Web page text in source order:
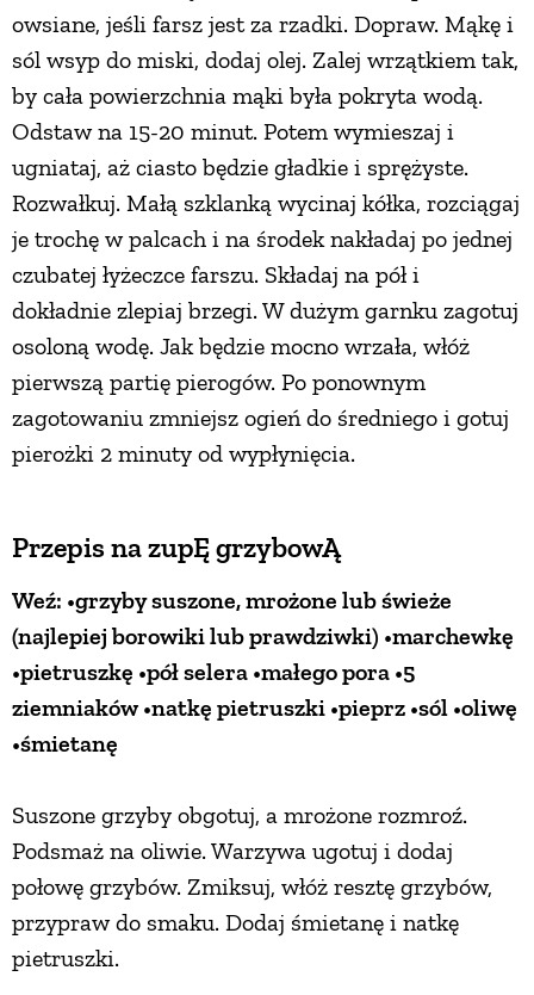
owsiane, jeśli farsz jest za rzadki. Dopraw. Mąkę i
sól wsyp do miski, dodaj olej. Zalej wrzątkiem tak,
by cała powierzchnia mąki była pokryta wodą.
Odstaw na 15-20 minut. Potem wymieszaj i
ugniataj, aż ciasto będzie gładkie i sprężyste.
Rozwałkuj. Małą szklanką wycinaj kółka, rozciągaj
je trochę w palcach i na środek nakładaj po jednej
czubatej łyżeczce farszu. Składaj na pół i
dokładnie zlepiaj brzegi. W dużym garnku zagotuj
osoloną wodę. Jak będzie mocno wrzała, włóż
pierwszą partię pierogów. Po ponownym
zagotowaniu zmniejsz ogień do średniego i gotuj
pierożki 2 minuty od wypłynięcia.
Przepis na zupĘ grzybowĄ
Weź: •grzyby suszone, mrożone lub świeże
(najlepiej borowiki lub prawdziwki) •marchewkę
•pietruszkę •pół selera •małego pora •5
ziemniaków •natkę pietruszki •pieprz •sól •oliwę
•śmietanę
Suszone grzyby obgotuj, a mrożone rozmroź.
Podsmaż na oliwie. Warzywa ugotuj i dodaj
połowę grzybów. Zmiksuj, włóż resztę grzybów,
przypraw do smaku. Dodaj śmietanę i natkę
pietruszki.